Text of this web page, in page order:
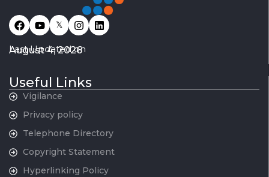
𝕏
Last Updated on
August 4, 2026
Useful Links
Vigilance
Privacy policy
Telephone Directory
Copyright Statement
Hyperlinking Policy